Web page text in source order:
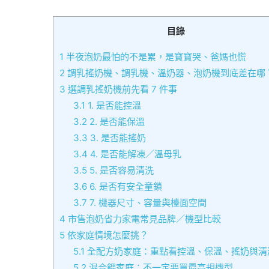
目錄
1 半夜泡奶最怕的不是累，是寶寶哭、爸媽也慌
2 調乳搖奶機、調乳機、溫奶器、泡奶機到底差在哪
3 選調乳搖奶機前先看 7 件事
3.1 1. 是否能控溫
3.2 2. 是否能保溫
3.3 3. 是否能搖奶
3.4 4. 是否能解凍／溫母乳
3.55. 是否容易清洗
3.66. 是否有安全童鎖
3.7 7. 機器尺寸、容量與檯面空間
4 市售泡奶省力家電常見品牌／機型比較
5 依家庭情境怎麼挑？
5.1 全配方奶家庭：重點看控溫、保溫、搖奶與清